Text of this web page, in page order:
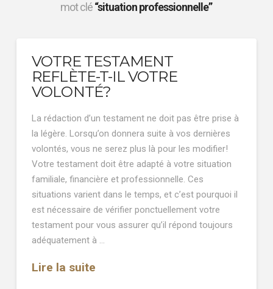
mot clé“situation professionnelle”
VOTRE TESTAMENT
REFLÈTE-T-IL VOTRE
VOLONTÉ?
La rédaction d’un testament ne doit pas être prise à
la légère. Lorsqu’on donnera suite à vos dernières
volontés, vous ne serez plus là pour les modifier!
Votre testament doit être adapté à votre situation
familiale, financière et professionnelle. Ces
situations varient dans le temps, et c’est pourquoi il
est nécessaire de vérifier ponctuellement votre
testament pour vous assurer qu’il répond toujours
adéquatement à …
Lire la suite